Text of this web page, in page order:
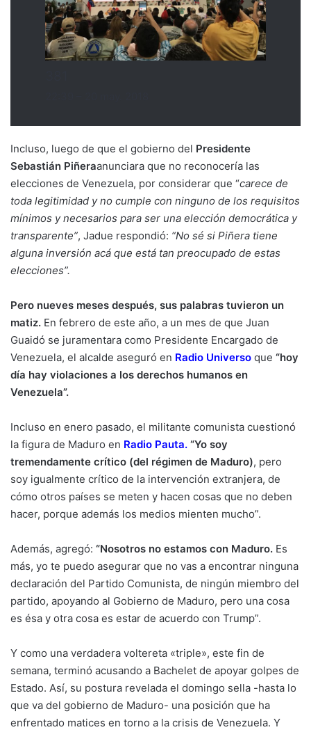
Incluso, luego de que el gobierno del Presidente
Sebastián Piñeraanunciara que no reconocería las
elecciones de Venezuela, por considerar que “carece de
toda legitimidad y no cumple con ninguno de los requisitos
mínimos y necesarios para ser una elección democrática y
transparente”, Jadue respondió: “No sé si Piñera tiene
alguna inversión acá que está tan preocupado de estas
elecciones”.
Pero nueves meses después, sus palabras tuvieron un
matiz. En febrero de este año, a un mes de que Juan
Guaidó se juramentara como Presidente Encargado de
Venezuela, el alcalde aseguró en Radio Universo que “hoy
día hay violaciones a los derechos humanos en
Venezuela”.
Incluso en enero pasado, el militante comunista cuestionó
la figura de Maduro en Radio Pauta. “Yo soy
tremendamente crítico (del régimen de Maduro), pero
soy igualmente crítico de la intervención extranjera, de
cómo otros países se meten y hacen cosas que no deben
hacer, porque además los medios mienten mucho”.
Además, agregó: “Nosotros no estamos con Maduro. Es
más, yo te puedo asegurar que no vas a encontrar ninguna
declaración del Partido Comunista, de ningún miembro del
partido, apoyando al Gobierno de Maduro, pero una cosa
es ésa y otra cosa es estar de acuerdo con Trump”.
Y como una verdadera voltereta «triple», este fin de
semana, terminó acusando a Bachelet de apoyar golpes de
Estado. Así, su postura revelada el domingo sella -hasta lo
que va del gobierno de Maduro- una posición que ha
enfrentado matices en torno a la crisis de Venezuela. Y